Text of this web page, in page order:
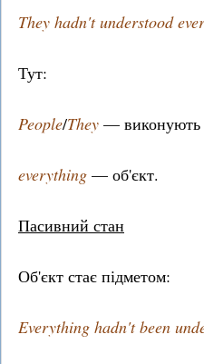
They hadn't understood
Тут:
People/They — виконують
everything — об'єкт.
Пасивний стан
Об'єкт стає підметом:
Everything hadn't been